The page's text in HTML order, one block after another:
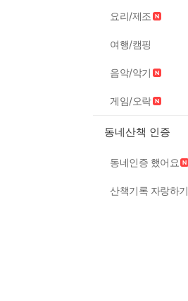
요리/제조
여행/캠핑
음악/악기
게임/오락
동네산책 인증
동네인증 했어요
산책기록 자랑하기